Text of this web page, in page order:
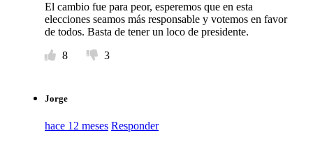
El cambio fue para peor, esperemos que en esta
elecciones seamos más responsable y votemos en favor
de todos. Basta de tener un loco de presidente.
8
3
Jorge
hace 12 meses Responder